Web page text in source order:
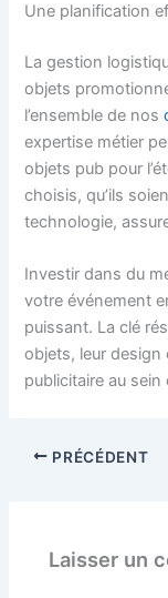
Une planification
La gestion
objets
l’ensemble de nos
expertise métier
objets pub pour
choisis, qu’ils
technologie,
Investir dans du
votre événement
puissant. La clé
objets, leur design
publicitaire au
PRÉCÉDENT
Laisser un